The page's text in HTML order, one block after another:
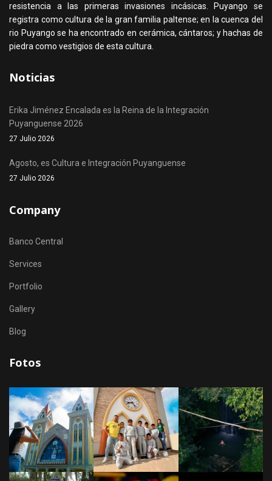
resistencia a las primeras invasiones incásicas. Puyango se
registra como cultura de la gran familia paltense; en la cuenca del
rio Puyango se ha encontrado en cerámica, cántaros; y hachas de
piedra como vestigios de esta cultura.
Noticias
Erika Jiménez Encalada es la Reina de la Integración
Puyanguense 2026
27 Julio 2026
Agosto, es Cultura e Integración Puyanguense
27 Julio 2026
Company
Banco Central
Services
Portfolio
Gallery
Blog
Fotos